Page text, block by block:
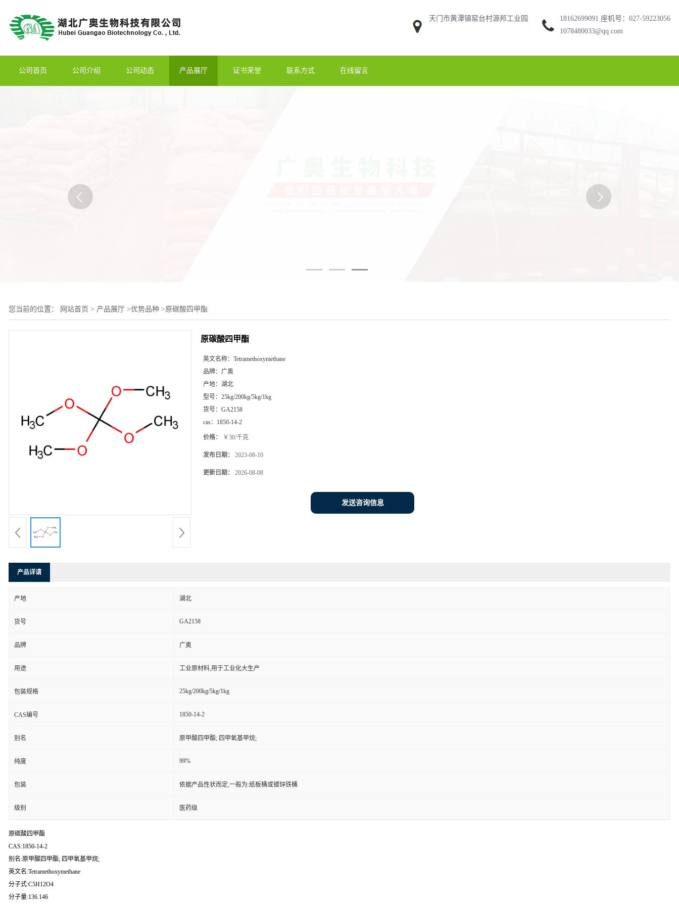
天门市黄潭镇窑台村源邦工业园
18162699091 座机号：027-59223056
1078480033@qq.com
公司首页 公司介绍 公司动态 产品展厅 证书荣誉 联系方式 在线留言
您当前的位置： 网站首页 > 产品展厅 >优势品种 >原碳酸四甲酯
原碳酸四甲酯
英文名称： Tetramethoxymethane
品牌： 广奥
产地： 湖北
型号： 25kg/200kg/5kg/1kg
货号： GA2158
cas： 1850-14-2
价格： ￥30/千克
发布日期： 2023-08-10
更新日期： 2026-08-08
发送咨询信息
产品详请
产地 湖北
货号 GA2158
品牌 广奥
用途 工业原材料,用于工业化大生产
包装规格 25kg/200kg/5kg/1kg
CAS编号 1850-14-2
别名 原甲酸四甲酯; 四甲氧基甲烷;
纯度 99%
包装 依据产品性状而定,一般为:纸板桶或镀锌铁桶
级别 医药级
原碳酸四甲酯
CAS:1850-14-2
别名:原甲酸四甲酯; 四甲氧基甲烷;
英文名:Tetramethoxymethane
分子式:C5H12O4
分子量:136.146